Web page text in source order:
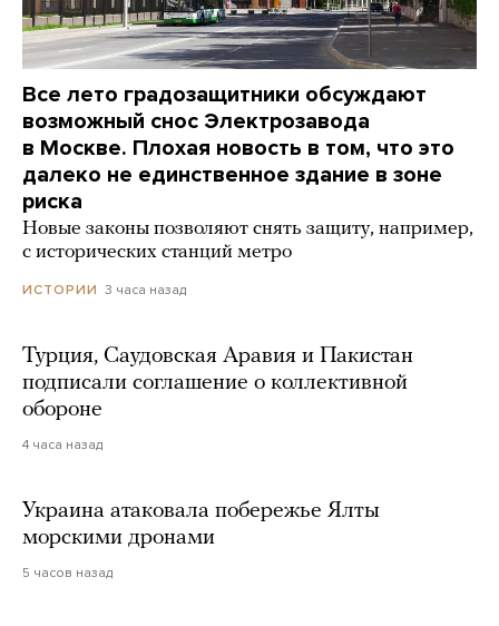
Все лето градозащитники обсуждают
возможный снос Электрозавода
в Москве. Плохая новость в том, что это
далеко не единственное здание в зоне
риска
Новые законы позволяют снять защиту, например,
с исторических станций метро
ИСТОРИИ 3 часа назад
Турция, Саудовская Аравия и Пакистан
подписали соглашение о коллективной
обороне
4 часа назад
Украина атаковала побережье Ялты
морскими дронами
5 часов назад